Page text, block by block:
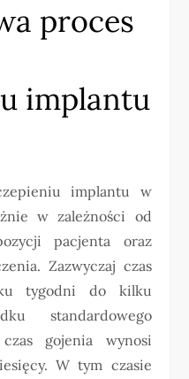
proces
implantu
implantu w
w zależności od
pacjenta oraz
Zazwyczaj czas
tygodni do kilku
standardowego
gojenia wynosi
W tym czasie